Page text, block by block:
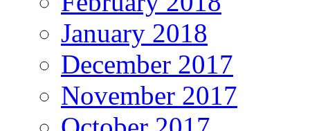
January 2018
December 2017
November 2017